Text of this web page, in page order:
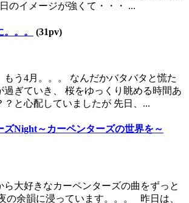
のイメージが強くて・・・ ...
。。 (31pv)
もう4月。。。 なんだかバタバタと慌た
過ぎていき、 桜をゆっくり眺める時間あ
？と心配していましたが 先日、...
ズNight～カーペンターズの世界を～
ら大好きなカーペンターズの曲をずっと
の余韻に浸っています。。。 昨日は、